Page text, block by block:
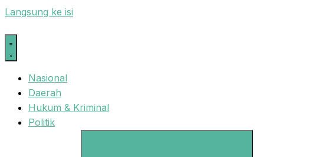
Langsung ke isi
Nasional
Daerah
Hukum & Kriminal
Politik